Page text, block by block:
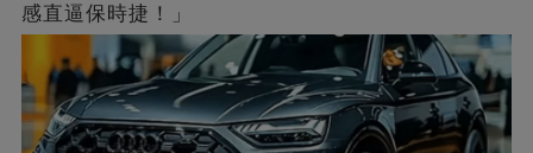
感直逼保時捷！」